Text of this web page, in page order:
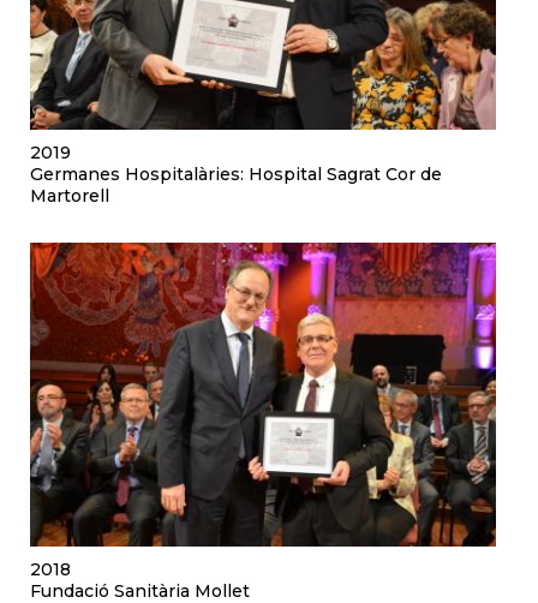
2019
Germanes Hospitalàries: Hospital Sagrat Cor de
Martorell
2018
Fundació Sanitària Mollet